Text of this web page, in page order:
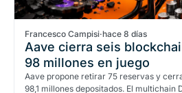
Francesco Campisi·hace 8 días
Aave cierra seis
98 millones en juego
Aave propone retirar 75 reservas y
98,1 millones depositados. El multichain